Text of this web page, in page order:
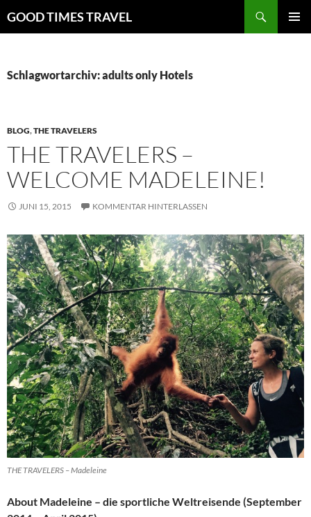
Inhalt
GOOD TIMES TRAVEL
Schlagwortarchiv: adults only Hotels
BLOG,THE TRAVELERS
THE TRAVELERS –
WELCOME MADELEINE!
JUNI 15, 2015 KOMMENTAR HINTERLASSEN
THE TRAVELERS – Madeleine
About Madeleine – die sportliche Weltreisende (September